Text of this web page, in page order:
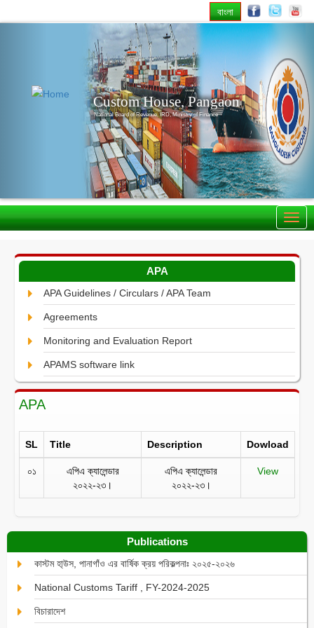
বাংলা
Custom House, Pangaon
National Board of Revenue, IRD, Ministry of Finance
APA
APA Guidelines / Circulars / APA Team
Agreements
Monitoring and Evaluation Report
APAMS software link
APA
SL Title Description Dowload
০১
এপিএ ক্যালেন্ডার
২০২২-২৩।
এপিএ ক্যালেন্ডার
২০২২-২৩।
View
Publications
কাস্টম হা্উস, পানাগাঁও এর বার্ষিক ক্রয় পরিকল্পনাঃ ২০২৫-২০২৬
National Customs Tariff , FY-2024-2025
বিচারাদেশ